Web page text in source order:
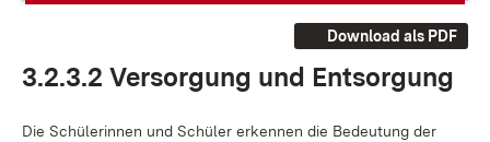
Download als PDF
3.2.3.2 Ver­sor­gung und Ent­sor­gung
Die Schü­le­rin­nen und Schü­ler er­ken­nen die Be­deu­tung der